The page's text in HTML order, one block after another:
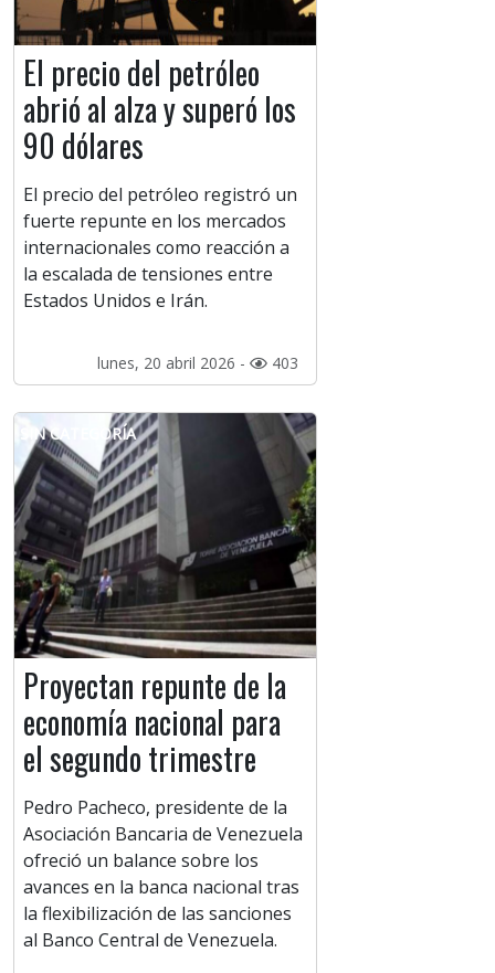
El precio del petróleo
abrió al alza y superó los
90 dólares
El precio del petróleo registró un
fuerte repunte en los mercados
internacionales como reacción a
la escalada de tensiones entre
Estados Unidos e Irán.
lunes, 20 abril 2026 - 403
SIN CATEGORÍA
Proyectan repunte de la
economía nacional para
el segundo trimestre
Pedro Pacheco, presidente de la
Asociación Bancaria de Venezuela
ofreció un balance sobre los
avances en la banca nacional tras
la flexibilización de las sanciones
al Banco Central de Venezuela.